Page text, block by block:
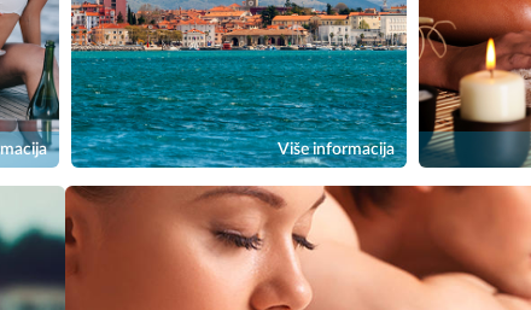
Više informacija